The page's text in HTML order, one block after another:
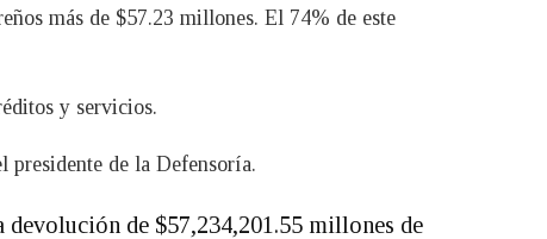
más de $57.23 millones. El 74% de este
y servicios.
presidente de la Defensoría.
de $57,234,201.55 millones de